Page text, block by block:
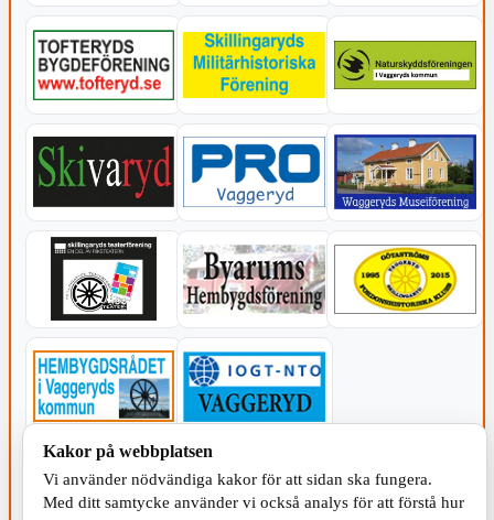
KOMMUNEN
Kakor på webbplatsen
Vi använder nödvändiga kakor för att sidan ska fungera.
Med ditt samtycke använder vi också analys för att förstå hur